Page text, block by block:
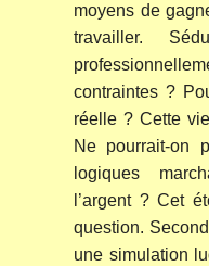
moyens de
travailler.
contraintes ?
réelle ? Cette
Ne pourrait-on
logiques
l’argent ? Cet
question.
une simulation